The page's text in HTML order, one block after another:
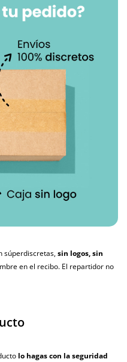
súperdiscretas,sin logos, sin
en el recibo. El repartidor no
lo hagas con la seguridad